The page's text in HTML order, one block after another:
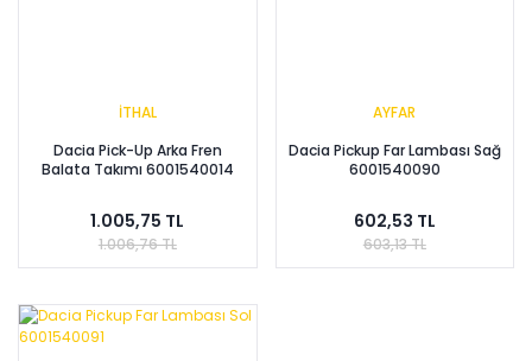
İTHAL
Dacia Pick-Up Arka Fren
Balata Takımı 6001540014
1.005,75 TL
1.006,76 TL
AYFAR
Dacia Pickup Far Lambası Sağ
6001540090
602,53 TL
603,13 TL